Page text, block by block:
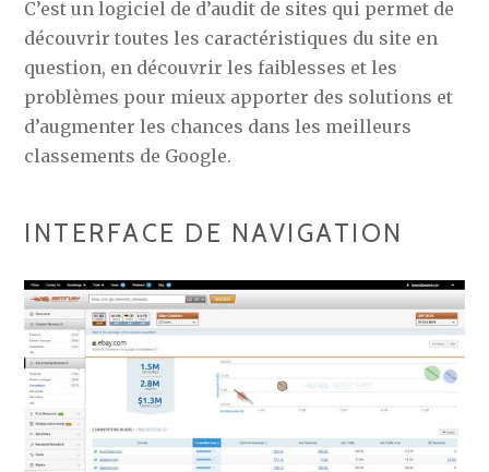
C’est un logiciel de d’audit de sites qui permet de
découvrir toutes les caractéristiques du site en
question, en découvrir les faiblesses et les
problèmes pour mieux apporter des solutions et
d’augmenter les chances dans les meilleurs
classements de Google.
INTERFACE DE NAVIGATION